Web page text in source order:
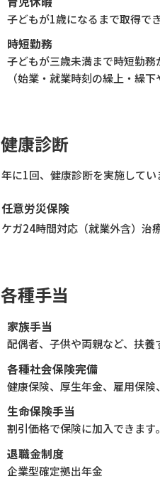
子どもが1歳になるまで取得で
時短勤務
子どもが三歳未満まで時短勤務
（始業・就業時刻の繰上・繰
健康診断
年に1回、健康診断を実施してい
任意労災保険
ケガ24時間対応（就業外含）治
各種手当
家族手当
配偶者、子供や両親など、扶養
各種社会保険完備
健康保険、厚生年金、雇用保険
生命保険手当
割引価格で保険に加入できます。
退職金制度
企業型確定拠出年金